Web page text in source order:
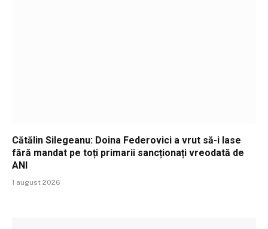
Cătălin Silegeanu: Doina Federovici a vrut să-i lase
fără mandat pe toți primarii sancționați vreodată de
ANI
1 august 2026